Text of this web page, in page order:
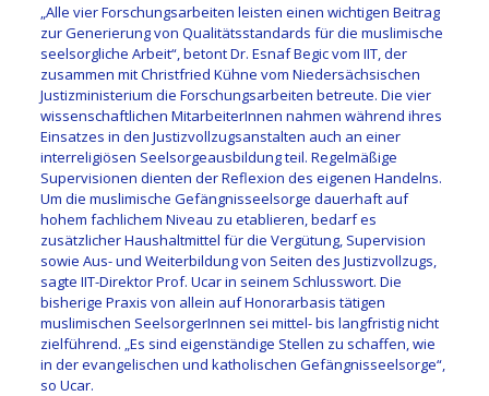
„Alle vier Forschungsarbeiten leisten einen wichtigen Beitrag
zur Generierung von Qualitätsstandards für die muslimische
seelsorgliche Arbeit“, betont Dr. Esnaf Begic vom IIT, der
zusammen mit Christfried Kühne vom Niedersächsischen
Justizministerium die Forschungsarbeiten betreute. Die vier
wissenschaftlichen MitarbeiterInnen nahmen während ihres
Einsatzes in den Justizvollzugsanstalten auch an einer
interreligiösen Seelsorgeausbildung teil. Regelmäßige
Supervisionen dienten der Reflexion des eigenen Handelns.
Um die muslimische Gefängnisseelsorge dauerhaft auf
hohem fachlichem Niveau zu etablieren, bedarf es
zusätzlicher Haushaltmittel für die Vergütung, Supervision
sowie Aus- und Weiterbildung von Seiten des Justizvollzugs,
sagte IIT-Direktor Prof. Ucar in seinem Schlusswort. Die
bisherige Praxis von allein auf Honorarbasis tätigen
muslimischen SeelsorgerInnen sei mittel- bis langfristig nicht
zielführend. „Es sind eigenständige Stellen zu schaffen, wie
in der evangelischen und katholischen Gefängnisseelsorge“,
so Ucar.